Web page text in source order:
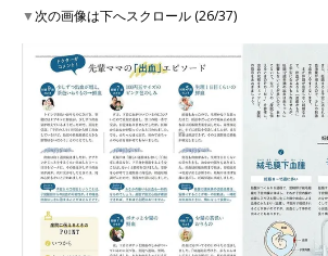
▼次の画像は下へスクロール (26/37)